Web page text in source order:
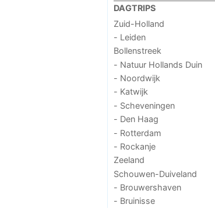
DAGTRIPS
Zuid-Holland
- Leiden
Bollenstreek
- Natuur Hollands Duin
- Noordwijk
- Katwijk
- Scheveningen
- Den Haag
- Rotterdam
- Rockanje
Zeeland
Schouwen-Duiveland
- Brouwershaven
- Bruinisse